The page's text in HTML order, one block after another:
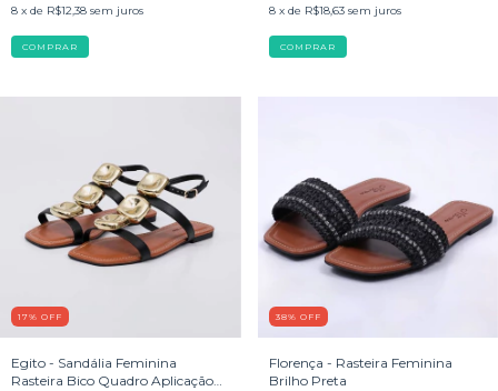
8 x de R$12,38 sem juros
COMPRAR
8 x de R$18,63 sem juros
COMPRAR
17% OFF
Egito - Sandália Feminina
Rasteira Bico Quadro Aplicação
38% OFF
Florença - Rasteira Feminina
Brilho Preta